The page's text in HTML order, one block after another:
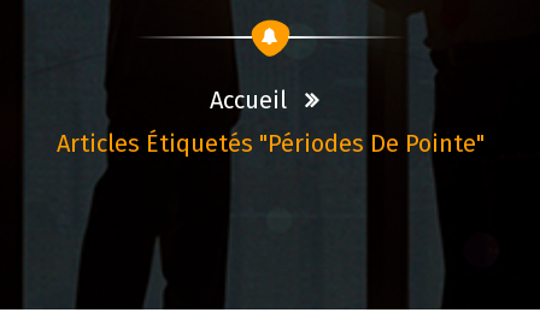
Accueil
Articles Étiquetés "périodes De Pointe"